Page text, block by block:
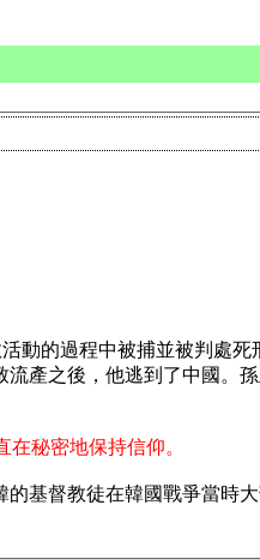
動的過程中被捕並被判處
產之後，他逃到了中國。
在秘密地保持信仰。
基督教徒在韓國戰爭當時